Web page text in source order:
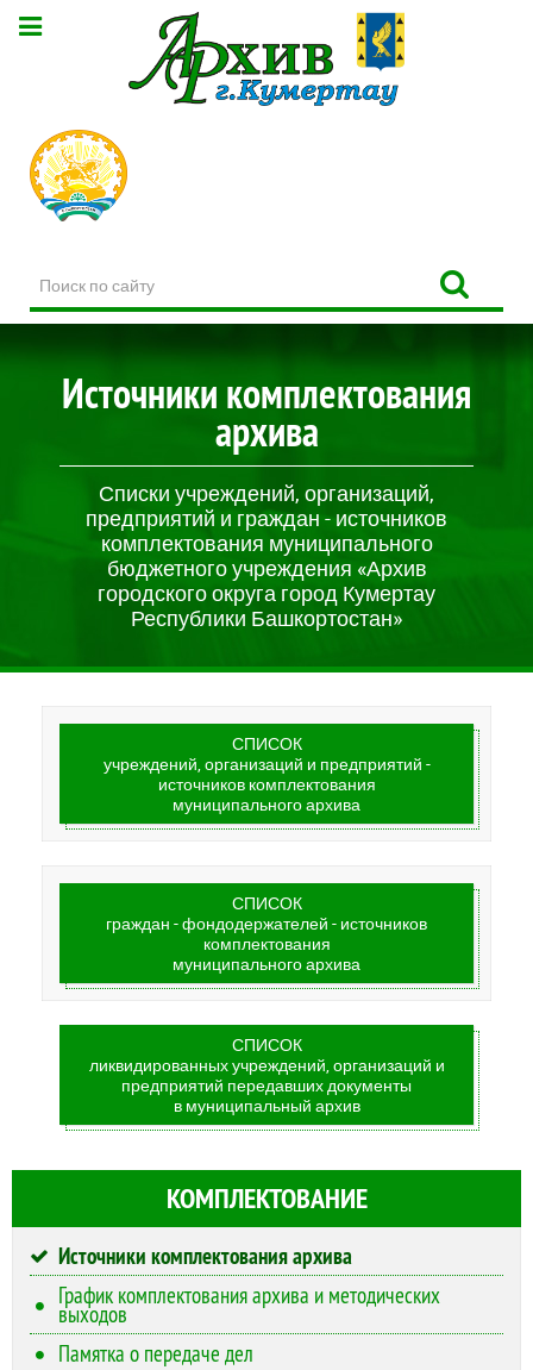
по
сайту
Источники комплектования
архива
Списки учреждений, организаций,
предприятий и граждан - источников
комплектования муниципального
бюджетного учреждения «Архив
городского округа город Кумертау
Республики Башкортостан»
СПИСОК
учреждений, организаций и предприятий -
источников комплектования
муниципального архива
СПИСОК
граждан - фондодержателей - источников
комплектования
муниципального архива
СПИСОК
ликвидированных учреждений, организаций и
предприятий передавших документы
в муниципальный архив
КОМПЛЕКТОВАНИЕ
Источники комплектования архива
График комплектования архива и методических
выходов
Памятка о передаче дел